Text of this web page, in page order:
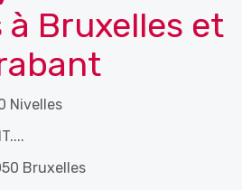
Bruxelles et
Nivelles
Bruxelles